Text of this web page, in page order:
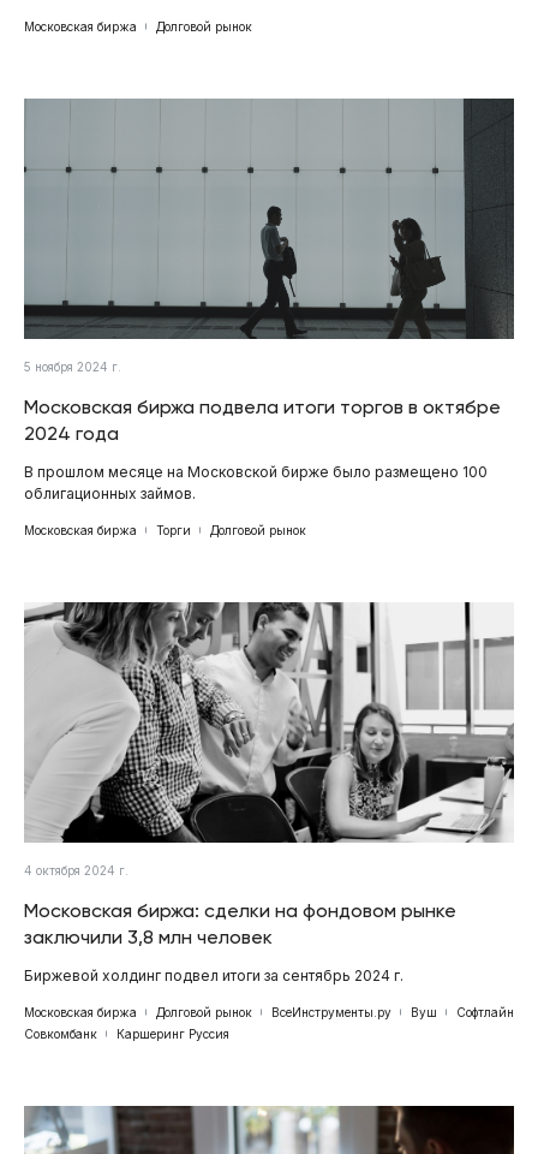
Московская биржа Долговой рынок
5 ноября 2024 г.
Московская биржа подвела итоги торгов в октябре
2024 года
В прошлом месяце на Московской бирже было размещено 100
облигационных займов.
Московская биржа Торги Долговой рынок
4 октября 2024 г.
Московская биржа: сделки на фондовом рынке
заключили 3,8 млн человек
Биржевой холдинг подвел итоги за сентябрь 2024 г.
Московская биржа Долговой рынок ВсеИнструменты.ру Вуш
Софтлайн
Совкомбанк
Каршеринг Руссия